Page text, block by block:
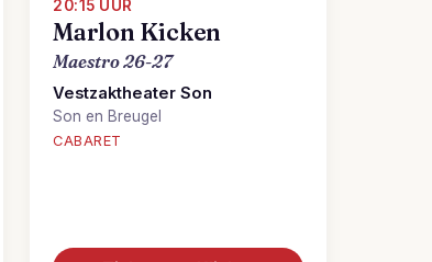
20:15 UUR
Marlon Kicken
Maestro 26-27
Vestzaktheater Son
Son en Breugel
CABARET